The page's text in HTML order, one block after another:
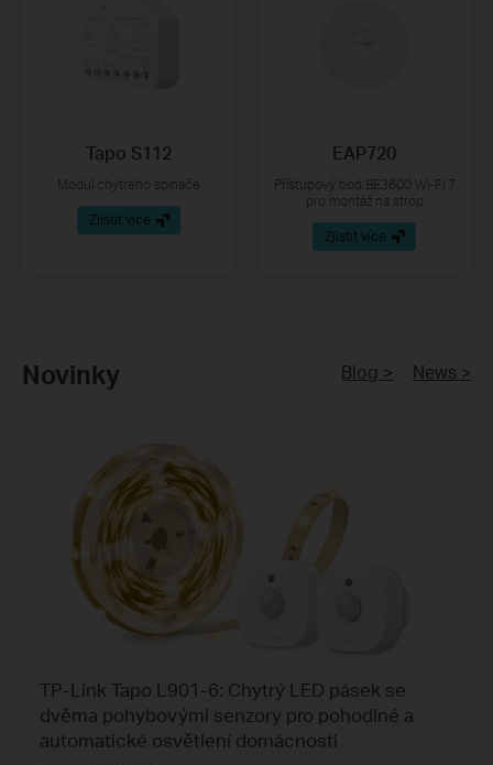
Tapo S112
Modul chytrého spínače
Zjistit více
EAP720
Přístupový bod BE3600 Wi-Fi 7
pro montáž na strop
Zjistit více
Novinky Blog > News >
TP-Link Tapo L901-6: Chytrý LED pásek se
dvěma pohybovými senzory pro pohodlné a
automatické osvětlení domácnosti